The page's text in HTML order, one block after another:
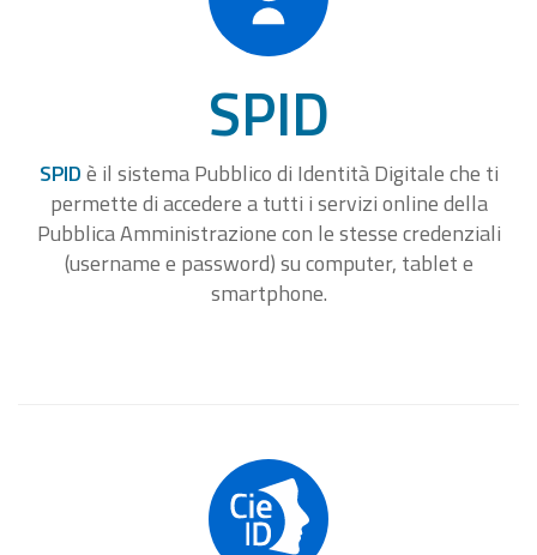
SPID
SPIDè il sistema Pubblico di Identità Digitale che ti
permette di accedere a tutti i servizi online della
Pubblica Amministrazione con le stesse credenziali
(username e password) su computer, tablet e
smartphone.